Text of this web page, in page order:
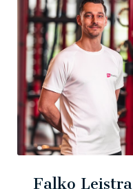
Falko Leistra